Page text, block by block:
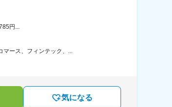
円...
マース、フィンテック、...
気になる